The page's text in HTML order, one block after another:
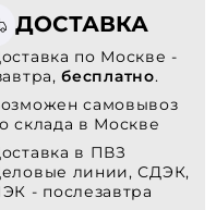
ДОСТАВКА
по Москве -
бесплатно.
самовывоз
склада в Москве
в ПВЗ
линии, СДЭК,
- послезавтра